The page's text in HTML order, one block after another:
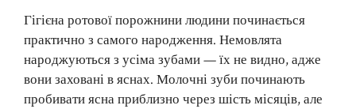
Гігієна ротової порожнини людини починається
практично з самого народження. Немовлята
народжуються з усіма зубами — їх не видно, адже
вони заховані в яснах. Молочні зуби починають
пробивати ясна приблизно через шість місяців, але